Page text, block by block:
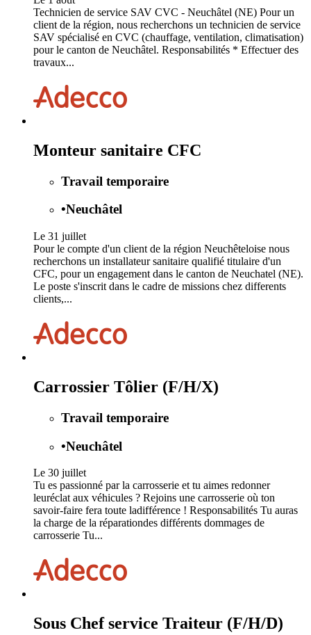
Technicien de service SAV CVC - Neuchâtel (NE) Pour un
client de la région, nous recherchons un technicien de service
SAV spécialisé en CVC (chauffage, ventilation, climatisation)
pour le canton de Neuchâtel. Responsabilités * Effectuer des
travaux...
Monteur sanitaire CFC
Travail temporaire
•Neuchâtel
Le 31 juillet
Pour le compte d'un client de la région Neuchêteloise nous
recherchons un installateur sanitaire qualifié titulaire d'un
CFC, pour un engagement dans le canton de Neuchatel (NE).
Le poste s'inscrit dans le cadre de missions chez differents
clients,...
Carrossier Tôlier (F/H/X)
Travail temporaire
•Neuchâtel
Le 30 juillet
Tu es passionné par la carrosserie et tu aimes redonner
leuréclat aux véhicules ? Rejoins une carrosserie où ton
savoir-faire fera toute ladifférence ! Responsabilités Tu auras
la charge de la réparationdes différents dommages de
carrosserie Tu...
Sous Chef service Traiteur (F/H/D)